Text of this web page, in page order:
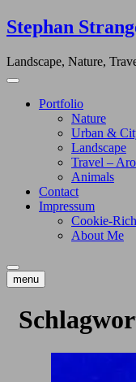
Skip
to
Stephan
Landscape, Nature,
Portfolio
Nature
Urban &
Landscape
Travel –
Animals
Contact
Impressum
Cookie-
About Me
menu